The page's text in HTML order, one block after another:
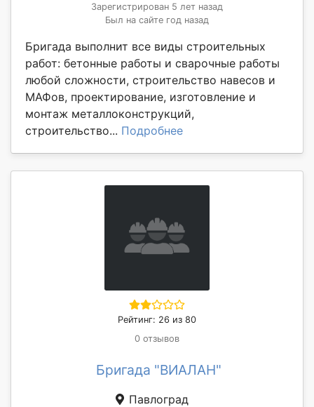
Зарегистрирован 5 лет назад
Был на сайте год назад
Бригада выполнит все виды строительных
работ: бетонные работы и сварочные работы
любой сложности, строительство навесов и
МАФов, проектирование, изготовление и
монтаж металлоконструкций,
строительство... Подробнее
Рейтинг: 26 из 80
0 отзывов
Бригада "ВИАЛАН"
Павлоград